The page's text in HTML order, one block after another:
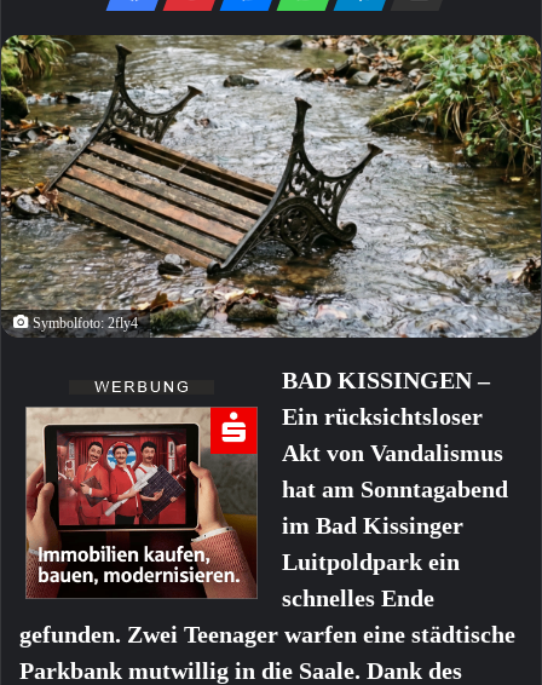
Symbolfoto: 2fly4
BAD KISSINGEN –
Ein rücksichtsloser
Akt von Vandalismus
hat am Sonntagabend
im Bad Kissinger
Luitpoldpark ein
schnelles Ende
gefunden. Zwei Teenager warfen eine städtische
Parkbank mutwillig in die Saale. Dank des